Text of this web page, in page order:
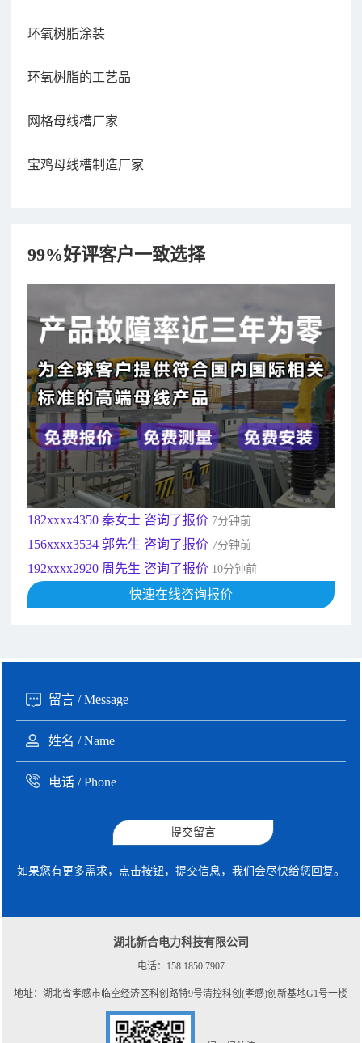
环氧树脂涂装
环氧树脂的工艺品
网格母线槽厂家
宝鸡母线槽制造厂家
99%好评客户一致选择
182xxxx4350 秦女士 咨询了报价 7分钟前
156xxxx3534 郭先生 咨询了报价7分钟前
192xxxx2920 周先生 咨询了报价10分钟前
189xxxx6562 王先生 咨询了报价1秒前
190xxxx3508 徐女士 咨询了报价5秒前
135xxxx6654 张先生 咨询了报价
181xxxx7531 苟先生 咨询了报价5分钟前
182xxxx4350 秦女士 咨询了报价 7分钟前
156xxxx3534 郭先生 咨询了报价 7分钟前
192xxxx2920 周先生 咨询了报价 10分钟前
189xxxx6562 王先生 咨询了报价1秒前
快速在线咨询报价
提交留言
如果您有更多需求，点击按钮，提交信息，我们会尽快给您回复。
湖北新合电力科技有限公司
电话：158 1850 7907
地址：湖北省孝感市临空经济区科创路特9号清控科创(孝感)创新基地G1号一楼